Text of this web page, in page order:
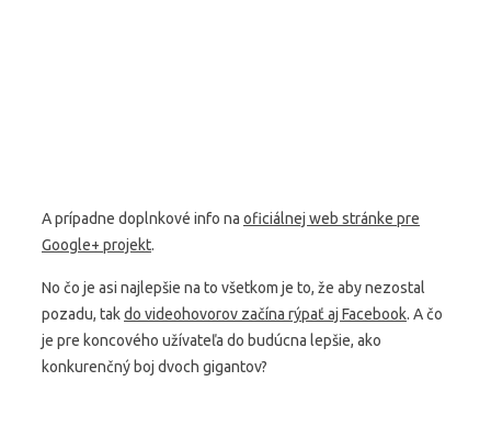
A prípadne doplnkové info na oficiálnej web stránke pre
Google+ projekt.
No čo je asi najlepšie na to všetkom je to, že aby nezostal
pozadu, takdo videohovorov začína rýpať aj Facebook. A čo
je pre koncového užívateľa do budúcna lepšie, ako
konkurenčný boj dvoch gigantov?